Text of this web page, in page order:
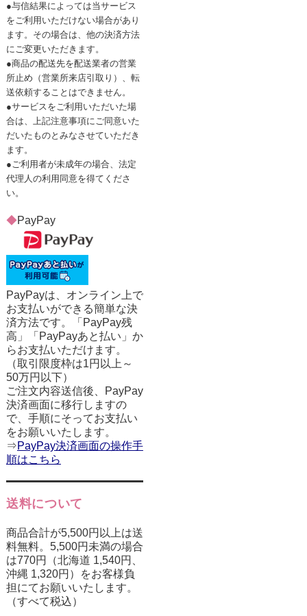
●与信結果によっては当サービス
をご利用いただけない場合があり
ます。その場合は、他の決済方法
にご変更いただきます。
●商品の配送先を配送業者の営業
所止め（営業所来店引取り）、転
送依頼することはできません。
●サービスをご利用いただいた場
合は、上記注意事項にご同意いた
だいたものとみなさせていただき
ます。
●ご利用者が未成年の場合、法定
代理人の利用同意を得てくださ
い。
◆PayPay
PayPayは、オンライン上で
お支払いができる簡単な決
済方法です。「PayPay残
高」「PayPayあと払い」か
らお支払いただけます。
（取引限度枠は1円以上～
50万円以下）
ご注文内容送信後、PayPay
決済画面に移行しますの
で、手順にそってお支払い
をお願いいたします。
⇒PayPay決済画面の操作手
順はこちら
送料について
商品合計が5,500円以上は送
料無料。5,500円未満の場合
は770円（北海道 1,540円、
沖縄 1,320円）をお客様負
担にてお願いいたします。
（すべて税込）